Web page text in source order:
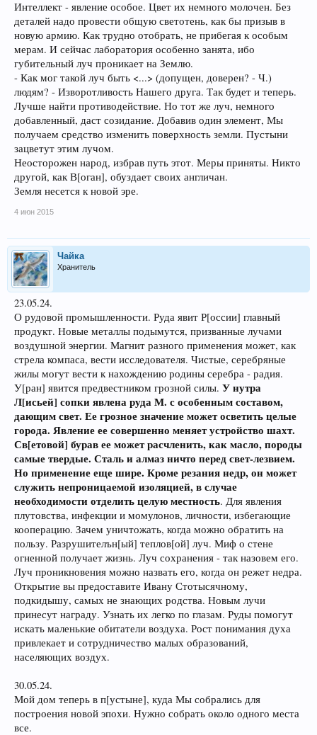
Интеллект - явление особое. Цвет их немного молочен. Без
деталей надо провести общую светотень, как бы призыв в
новую армию. Как трудно отобрать, не прибегая к особым
мерам. И сейчас лаборатория особенно занята, ибо
губительный луч проникает на Землю.
- Как мог такой луч быть <...> (допущен, доверен? - Ч.)
людям? - Изворотливость Нашего друга. Так будет и теперь.
Лучше найти противодействие. Но тот же луч, немного
добавленный, даст созидание. Добавив один элемент, Мы
получаем средство изменить поверхность земли. Пустыни
зацветут этим лучом.
Неосторожен народ, избрав путь этот. Меры приняты. Никто
другой, как В[оган], обуздает своих англичан.
Земля несется к новой эре.
4 июн 2015
Чайка
Хранитель
23.05.24.
О рудовой промышленности. Руда явит Р[оссии] главный
продукт. Новые металлы подымутся, призванные лучами
воздушной энергии. Магнит разного применения может, как
стрела компаса, вести исследователя. Чистые, серебряные
жилы могут вести к нахождению родины серебра - радия.
У[ран] явится предвестником грозной силы. У нутра
Л[исьей] сопки явлена руда М. с особенным составом,
дающим свет. Ее грозное значение может осветить целые
города. Явление ее совершенно меняет устройство шахт.
Св[етовой] бурав ее может расчленить, как масло, породы
самые твердые. Сталь и алмаз ничто перед свет-лезвием.
Но применение еще шире. Кроме резания недр, он может
служить непроницаемой изоляцией, в случае
необходимости отделить целую местность. Для явления
плутовства, инфекции и момулонов, личности, избегающие
кооперацию. Зачем уничтожать, когда можно обратить на
пользу. Разрушителън[ый] теплов[ой] луч. Миф о стене
огненной получает жизнь. Луч сохранения - так назовем его.
Луч проникновения можно назвать его, когда он режет недра.
Открытие вы предоставите Ивану Стотысячному,
подкидышу, самых не знающих родства. Новым лучи
принесут награду. Узнать их легко по глазам. Руды помогут
искать маленькие обитатели воздуха. Рост понимания духа
привлекает и сотрудничество малых образований,
населяющих воздух.
30.05.24.
Мой дом теперь в п[устыне], куда Мы собрались для
построения новой эпохи. Нужно собрать около одного места
все.